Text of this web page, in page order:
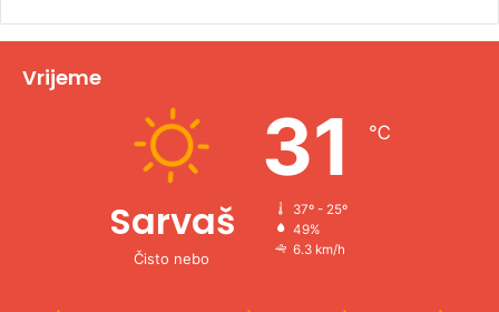
Vrijeme
Sarvaš
Čisto nebo
31 ℃
37º - 25º
49%
6.3 km/h